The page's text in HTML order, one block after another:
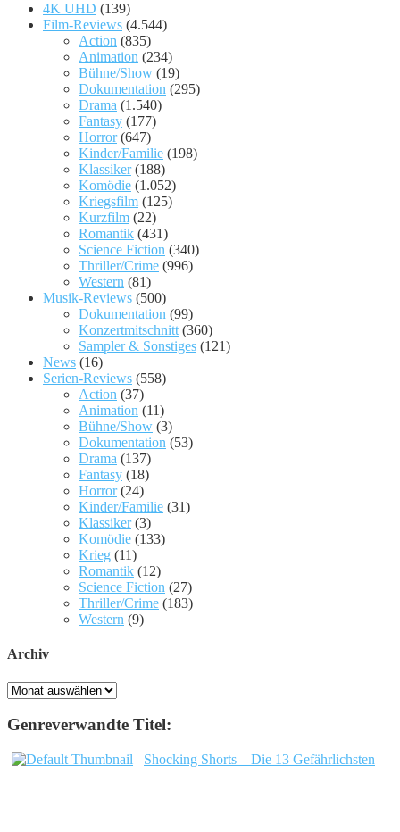
4K UHD (139)
Film-Reviews (4.544)
Action (835)
Animation (234)
Bühne/Show (19)
Dokumentation (295)
Drama (1.540)
Fantasy (177)
Horror(647)
Kinder/Familie (198)
Klassiker(188)
Komödie (1.052)
Kriegsfilm (125)
Kurzfilm (22)
Romantik (431)
Science Fiction (340)
Thriller/Crime (996)
Western (81)
Musik-Reviews (500)
Dokumentation (99)
Konzertmitschnitt (360)
Sampler & Sonstiges (121)
News (16)
Serien-Reviews (558)
Action (37)
Animation (11)
Bühne/Show (3)
Dokumentation (53)
Drama (137)
Fantasy (18)
Horror(24)
Kinder/Familie (31)
Klassiker(3)
Komödie (133)
Krieg (11)
Romantik (12)
Science Fiction (27)
Thriller/Crime (183)
Western (9)
Archiv
Archiv
Genreverwandte Titel:
Shocking Shorts – Die 13 Gefährlichsten